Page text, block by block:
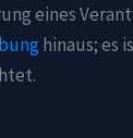
eines
hinaus; es